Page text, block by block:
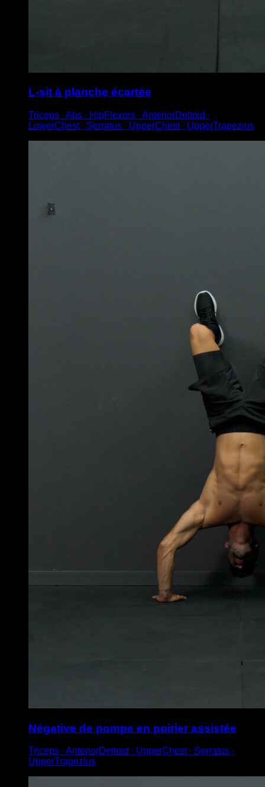
L-sit à planche écartée
Triceps ∙ Abs ∙ HipFlexors ∙ AnteriorDeltoid ∙
LowerChest ∙ Serratus ∙ UpperChest ∙ UpperTrapezius
Négative de pompe en poirier assistée
Triceps ∙ AnteriorDeltoid ∙ UpperChest ∙ Serratus ∙
UpperTrapezius